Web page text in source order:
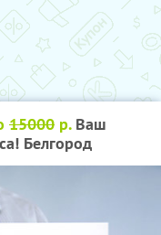
15000 р.Ваш
Белгород